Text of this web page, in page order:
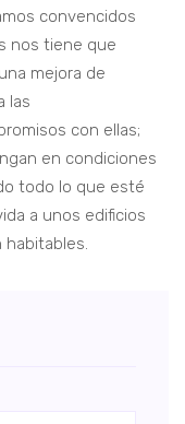
convencidos
nos tiene que
mejora de
las
con ellas;
en condiciones
todo lo que esté
a unos edificios
habitables.